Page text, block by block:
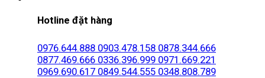
Hotline đặt hàng
0976.644.888 0903.478.158 0878.344.666
0877.469.666 0336.396.999 0971.669.221
0969.690.617 0849.544.555 0348.808.789